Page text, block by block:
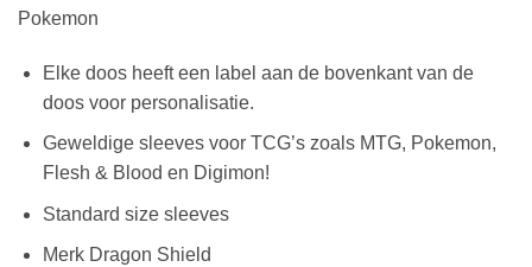
Pokemon
Elke doos heeft een label aan de bovenkant van de
doos voor personalisatie.
Geweldige sleeves voor TCG’s zoals MTG, Pokemon,
Flesh & Blood en Digimon!
Standard size sleeves
Merk Dragon Shield